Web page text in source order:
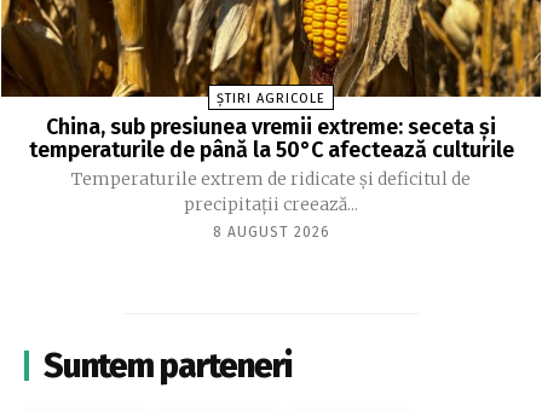
ȘTIRI AGRICOLE
China, sub presiunea vremii extreme: seceta și
temperaturile de până la 50°C afectează culturile
Temperaturile extrem de ridicate și deficitul de
precipitații creează...
8 AUGUST 2026
Suntem parteneri